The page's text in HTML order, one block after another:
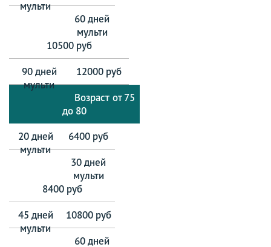
10500 руб
12000 руб
от 75
до 80
6400 руб
8400 руб
10800 руб